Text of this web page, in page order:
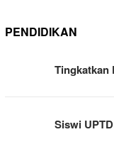
PENDIDIKAN
Tingkatkan
Siswi